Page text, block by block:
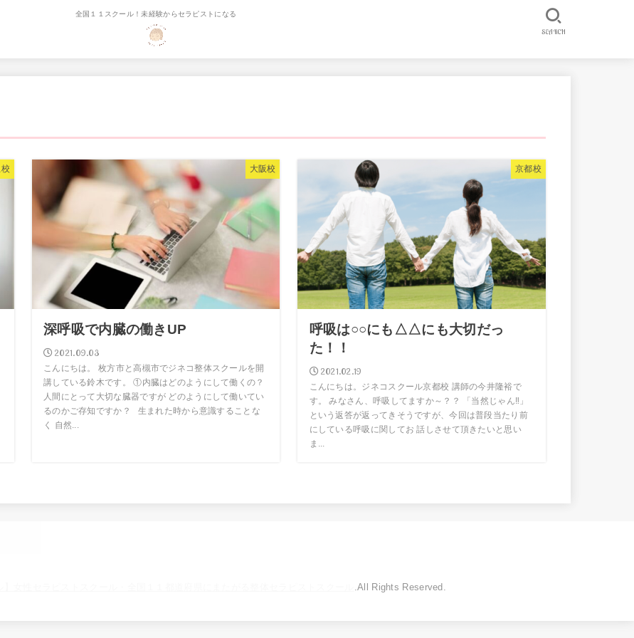
全国１１スクール！未経験からセラピストになる
SEARCH
大阪校
深呼吸で内臓の働きUP
2021.09.03
こんにちは。 枚方市と高槻市でジネコ整体スクールを開
講している鈴木です。 ①内臓はどのようにして働くの？
人間にとって大切な臓器ですが どのようにして働いてい
るのかご存知ですか？ 生まれた時から意識することな
く 自然...
京都校
呼吸は○○にも△△にも大切だっ
た！！
2021.02.19
こんにちは。ジネコスクール京都校 講師の今井隆裕で
す。 みなさん、呼吸してますか～？？ 「当然じゃん‼」
という返答が返ってきそうですが、今回は普段当たり前
にしている呼吸に関してお 話しさせて頂きたいと思い
ま...
.All Rights Reserved.